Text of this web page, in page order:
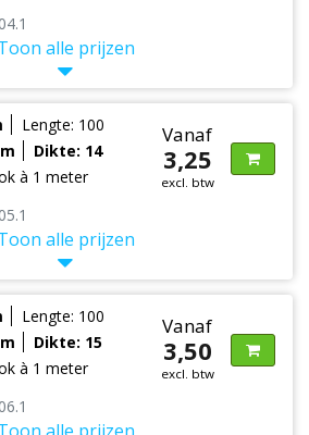
alle prijzen
Lengte: 100
Dikte: 14
à 1 meter
Vanaf
3,25
excl. btw
alle prijzen
Lengte: 100
Dikte: 15
à 1 meter
Vanaf
3,50
excl. btw